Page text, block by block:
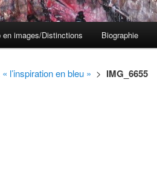
en images/Distinctions Biographie
l’inspiration en bleu » > IMG_6655